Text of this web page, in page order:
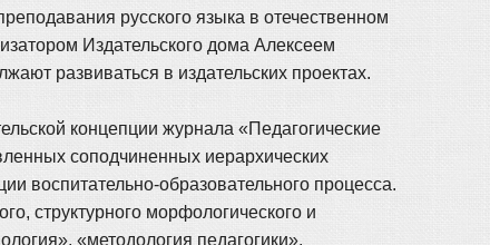
русского языка в отечественном
Издательского дома Алексеем
развиваться в издательских проектах.
концепции журнала «Педагогические
соподчиненных иерархических
воспитательно-образовательного процесса.
структурного морфологического и
«методология педагогики»,